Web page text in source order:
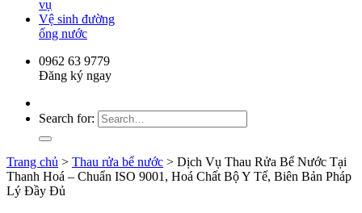
vụ
Vệ sinh đường
ống nước
0962 63 9779
Đăng ký ngay
Search for:
Trang chủ > Thau rửa bể nước > Dịch Vụ Thau Rửa Bể Nước Tại
Thanh Hoá – Chuẩn ISO 9001, Hoá Chất Bộ Y Tế, Biên Bản Pháp
Lý Đầy Đủ